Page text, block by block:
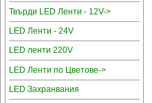
Твърди LED Ленти - 12V->
LED Ленти - 24V
LED ленти 220V
LED Ленти по Цветове->
LED Захранвания